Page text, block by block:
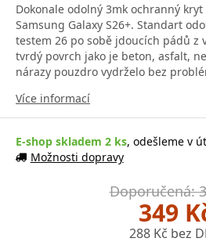
Dokonale odolný 3mk ochranný
Samsung Galaxy S26+. Standart
testem 26 po sobě jdoucích pádů z
tvrdý povrch jako je beton, asfalt,
nárazy pouzdro vydrželo bez
Více informací
E-shop skladem 2 ks, odešleme v
Možnosti dopravy
Doporučená:
349
288 Kč bez